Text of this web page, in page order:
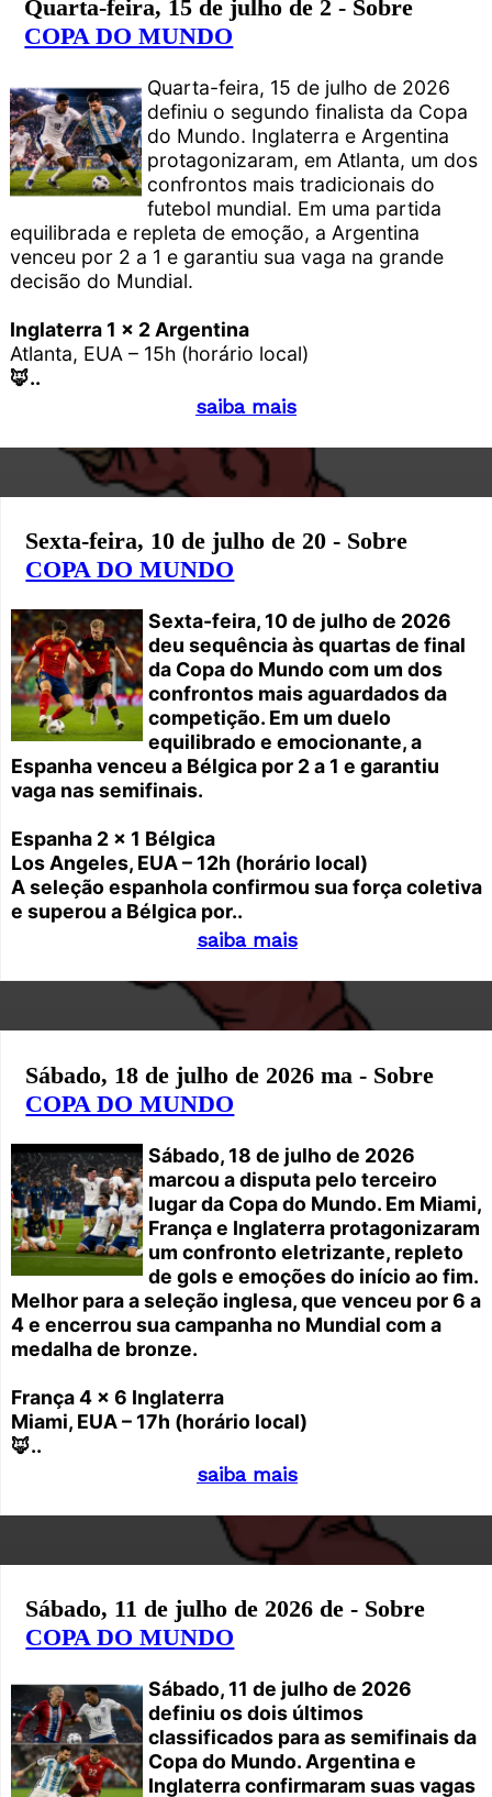
Quarta-feira, 15 de julho de 2 - Sobre
COPA DO MUNDO
Quarta-feira, 15 de julho de 2026
definiu o segundo finalista da Copa
do Mundo. Inglaterra e Argentina
protagonizaram, em Atlanta, um dos
confrontos mais tradicionais do
futebol mundial. Em uma partida
equilibrada e repleta de emoção, a Argentina
venceu por 2 a 1 e garantiu sua vaga na grande
decisão do Mundial.
Inglaterra 1 x 2 Argentina
Atlanta, EUA – 15h (horário local)
🦊..
saiba mais
Sexta-feira, 10 de julho de 20 - Sobre
COPA DO MUNDO
Sexta-feira, 10 de julho de 2026
deu sequência às quartas de final
da Copa do Mundo com um dos
confrontos mais aguardados da
competição. Em um duelo
equilibrado e emocionante, a
Espanha venceu a Bélgica por 2 a 1 e garantiu
vaga nas semifinais.
Espanha 2 x 1 Bélgica
Los Angeles, EUA – 12h (horário local)
A seleção espanhola confirmou sua força coletiva
e superou a Bélgica por..
saiba mais
Sábado, 18 de julho de 2026 ma - Sobre
COPA DO MUNDO
Sábado, 18 de julho de 2026
marcou a disputa pelo terceiro
lugar da Copa do Mundo. Em Miami,
França e Inglaterra protagonizaram
um confronto eletrizante, repleto
de gols e emoções do início ao fim.
Melhor para a seleção inglesa, que venceu por 6 a
4 e encerrou sua campanha no Mundial com a
medalha de bronze.
França 4 x 6 Inglaterra
Miami, EUA – 17h (horário local)
🦊..
saiba mais
Sábado, 11 de julho de 2026 de - Sobre
COPA DO MUNDO
Sábado, 11 de julho de 2026
definiu os dois últimos
classificados para as semifinais da
Copa do Mundo. Argentina e
Inglaterra confirmaram suas vagas